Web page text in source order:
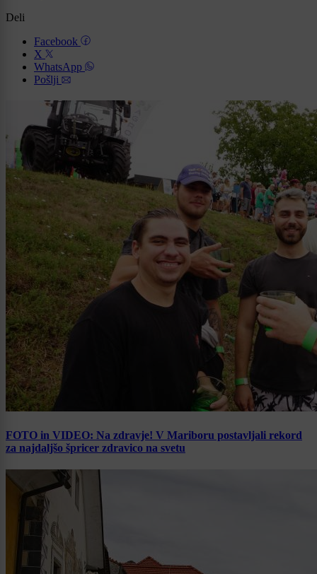
Deli
Facebook
X
WhatsApp
Pošlji
FOTO in VIDEO: Na zdravje! V Mariboru postavljali rekord
za najdaljšo špricer zdravico na svetu